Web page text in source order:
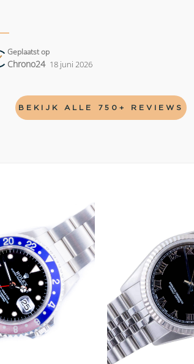
Geplaatst op
Chrono24 18 juni 2026
BEKIJK ALLE 750+ REVIEWS
Add to
wishlist